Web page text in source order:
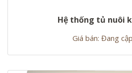
Hệ thống tủ nuôi
Giá bán: Đang